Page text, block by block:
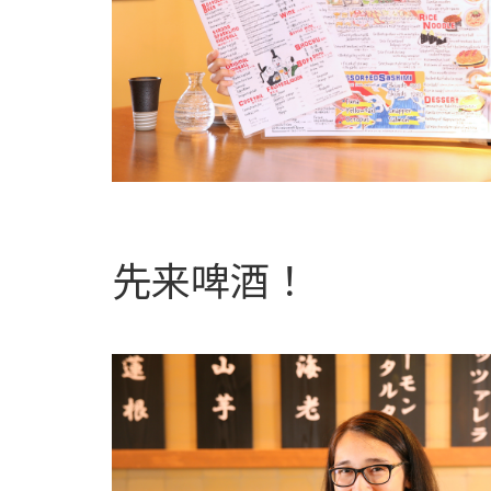
先来啤酒！